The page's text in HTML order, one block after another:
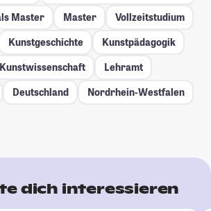
Master
Master
Vollzeitstudium
Kunstgeschichte
Kunstpädagogik
Kunstwissenschaft
Lehramt
Deutschland
Nordrhein-Westfalen
dich interessieren